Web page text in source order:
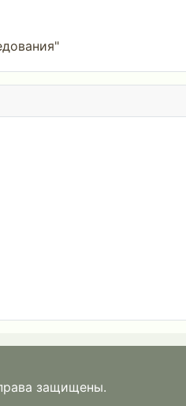
защищены.